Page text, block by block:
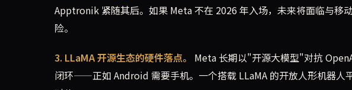
Apptronik 紧随其后。如果 Meta 不在 2026 年入场，未来将面临与移
险。
3. LLaMA 开源生态的硬件落点。
Meta 长期以"开源大模型"对抗
闭环——正如 Android 需要手机。一个搭载 LLaMA 的开放人形机器